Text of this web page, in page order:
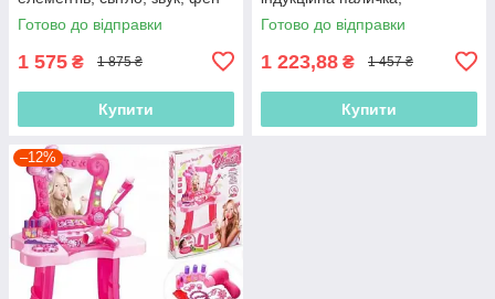
на батарейках, стільчик,
аксесуари
Готово до відправки
1 575 ₴ 1 875 ₴
Купити
аксесуари
Готово до відправки
1 223,88 ₴ 1 457 ₴
Купити
–12%